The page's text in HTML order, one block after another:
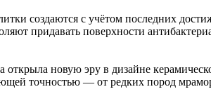
создаются с учётом последних
придавать поверхности
открыла новую эру в дизайне
точностью — от редких пород